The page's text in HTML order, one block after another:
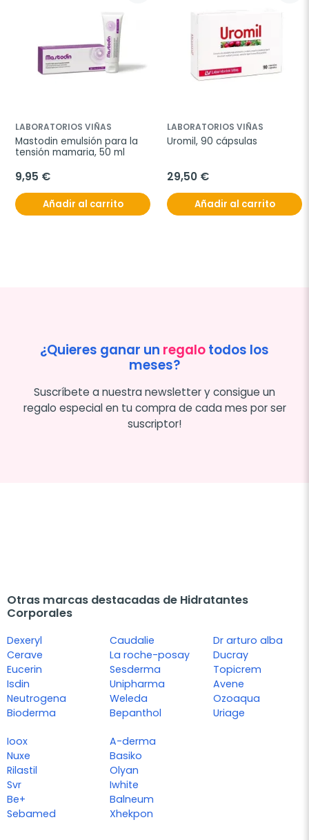
LABORATORIOS VIÑAS
Mastodin emulsión para la
tensión mamaria, 50 ml
9,95 €
Añadir al carrito
LABORATORIOS VIÑAS
Uromil, 90 cápsulas
29,50 €
Añadir al carrito
¿Quieres ganar un regalotodos los
meses?
Suscríbete a nuestra newsletter y consigue un
regalo especial en tu compra de cada mes por ser
suscriptor!
Otras marcas destacadas de Hidratantes
Corporales
Dexeryl
Cerave
Eucerin
Isdin
Neutrogena
Bioderma
Caudalie
La roche-posay
Sesderma
Unipharma
Weleda
Bepanthol
Dr arturo alba
Ducray
Topicrem
Avene
Ozoaqua
Uriage
Ioox
Nuxe
Rilastil
Svr
Be+
Sebamed
A-derma
Basiko
Olyan
Iwhite
Balneum
Xhekpon